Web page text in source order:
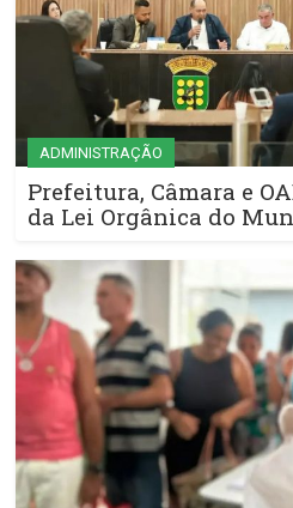
ADMINISTRAÇÃO
Prefeitura, Câmara e
da Lei Orgânica do